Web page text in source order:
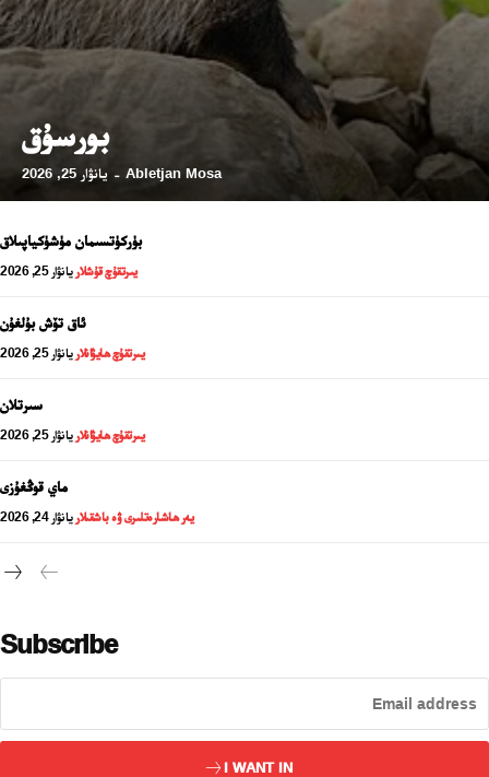
ئەزا بولاي
بورسۇق
Abletjan Mosa
- يانۋار 25, 2026
بۈركۈتسىمان مۈشۈكياپىلاق
يىرتقۇچ قۇشلار يانۋار 25, 2026
ئاق تۆش بۇلغۇن
يىرتقۇچ ھايۋانلار يانۋار 25, 2026
سىرتلان
يىرتقۇچ ھايۋانلار يانۋار 25, 2026
ماي قوڭغۇزى
يەر ھاشارەتلىرى ۋە باشقىلار يانۋار 24, 2026
Subscribe
I WANT IN